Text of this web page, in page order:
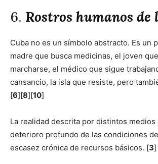
6. Rostros humanos de
Cuba no es un símbolo abstracto. Es un
madre que busca medicinas, el joven
marcharse, el médico que sigue
cansancio, la isla que resiste, pero
[6][8][10]
La realidad descrita por distintos medios
deterioro profundo de las condiciones
escasez crónica de recursos básicos. [3]